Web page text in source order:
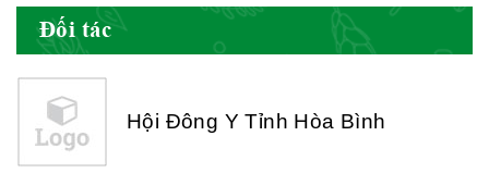
Đối tác
Hội Đông Y Tỉnh Hòa Bình